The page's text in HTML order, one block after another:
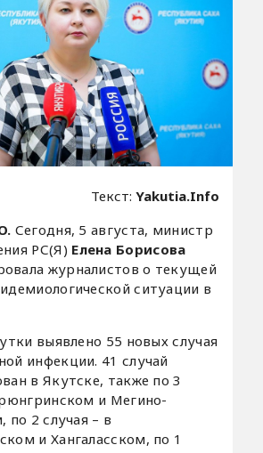
Текст:Yakutia.Info
Сегодня, 5 августа, министр
РС(Я) Елена Борисова
журналистов о текущей
ситуации в
выявлено 55 новых случая
инфекции. 41 случай
в Якутске, также по 3
и Мегино-
по 2 случая – в
и Хангаласском, по 1